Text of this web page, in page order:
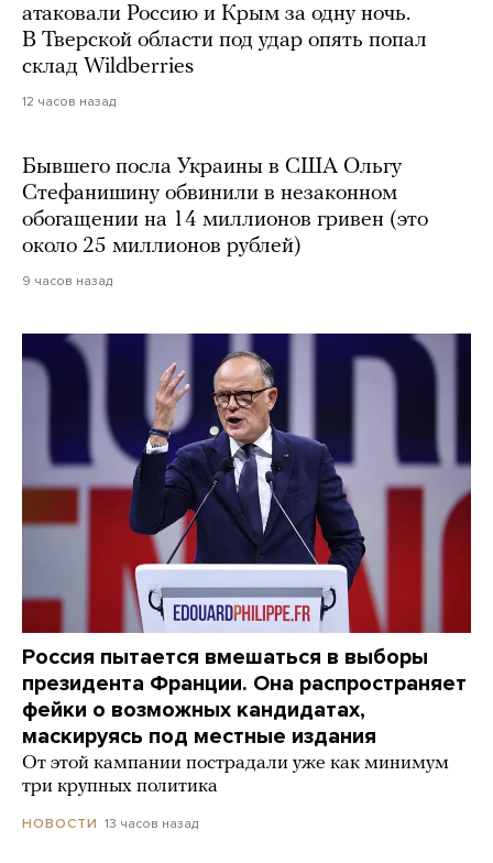
атаковали Россию и Крым за одну ночь.
В Тверской области под удар опять попал
склад Wildberries
12 часов назад
Бывшего посла Украины в США Ольгу
Стефанишину обвинили в незаконном
обогащении на 14 миллионов гривен (это
около 25 миллионов рублей)
9 часов назад
Россия пытается вмешаться в выборы
президента Франции. Она распространяет
фейки о возможных кандидатах,
маскируясь под местные издания
От этой кампании пострадали уже как минимум
три крупных политика
НОВОСТИ 13 часов назад